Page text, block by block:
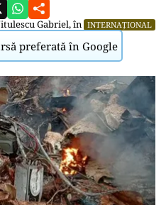
Gabriel, în INTERNAȚIONAL
preferată în Google